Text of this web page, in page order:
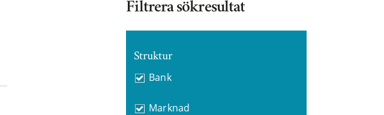
Filtrera sökresultat
Struktur
Bank
Marknad